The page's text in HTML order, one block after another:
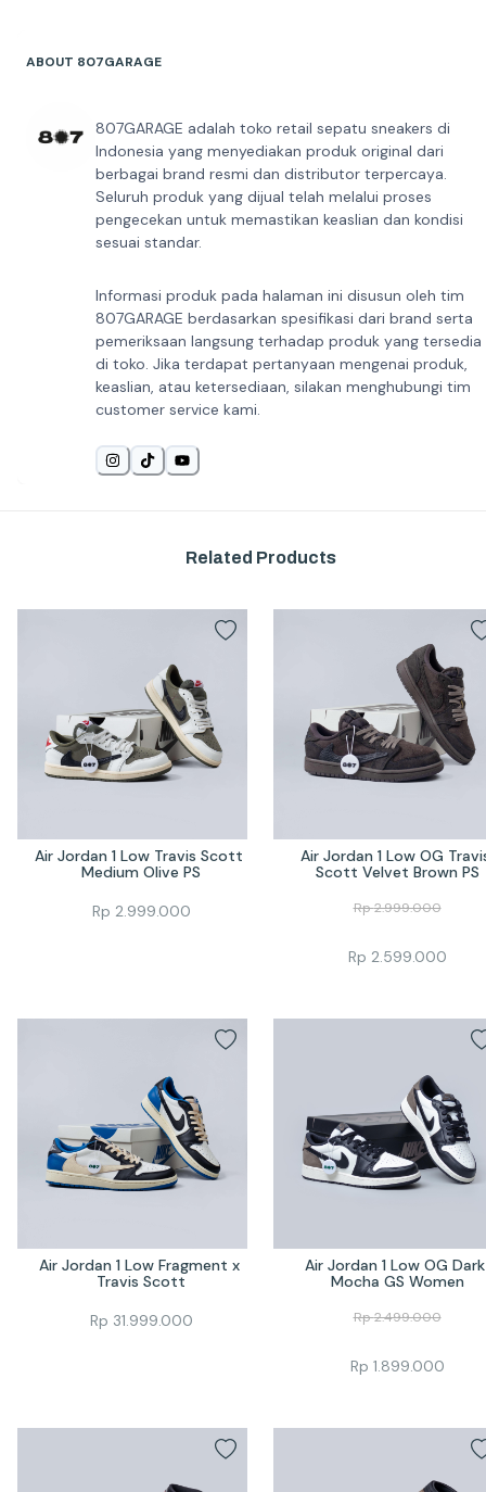
ABOUT 807GARAGE
807GARAGE adalah toko retail sepatu sneakers di
Indonesia yang menyediakan produk original dari
berbagai brand resmi dan distributor terpercaya.
Seluruh produk yang dijual telah melalui proses
pengecekan untuk memastikan keaslian dan kondisi
sesuai standar.
Informasi produk pada halaman ini disusun oleh tim
807GARAGE berdasarkan spesifikasi dari brand serta
pemeriksaan langsung terhadap produk yang tersedia
di toko. Jika terdapat pertanyaan mengenai produk,
keaslian, atau ketersediaan, silakan menghubungi tim
customer service kami.
Related Products
Air Jordan 1 Low Travis Scott
Medium Olive PS
Rp 2.999.000
Air Jordan 1 Low OG
Scott Velvet Brown PS
Rp2.999.000
Rp 2.599.000
Air Jordan 1 Low Fragment x
Travis Scott
Rp 31.999.000
Air Jordan 1 Low OG Dark
Mocha GS Women
Rp2.499.000
Rp 1.899.000